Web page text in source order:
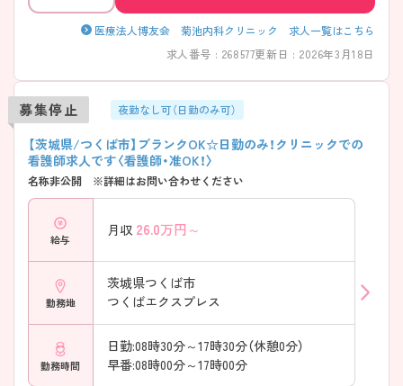
医療法人博友会 菊池内科クリニック 求人一覧はこちら
求人番号 : 268577更新日 : 2026年3月18日
募集停止 夜勤なし可（日勤のみ可）
【茨城県/つくば市】ブランクOK☆日勤のみ！クリニックでの
看護師求人です〈看護師・准OK！〉
名称非公開 ※詳細はお問い合わせください
給与
月収 26.0万円～
勤務地
茨城県つくば市
つくばエクスプレス
勤務時間
日勤:08時30分～17時30分（休憩0分）
早番:08時00分～17時00分